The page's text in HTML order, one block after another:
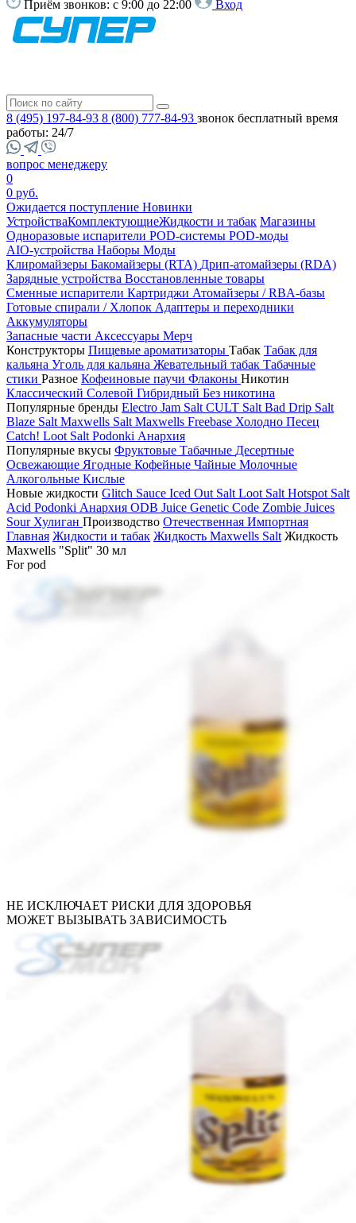
Приём звонков: с 9:00 до 22:00 Вход
8 (495) 197-84-93 8 (800) 777-84-93 звонок бесплатный время
работы: 24/7
вопрос менеджеру
0
0 руб.
Ожидается поступление Новинки
УстройстваКомплектующиеЖидкости и табак Магазины
Одноразовые испарители POD-системы POD-моды
AIO-устройства Наборы Моды
Клиромайзеры Бакомайзеры (RTA) Дрип-атомайзеры (RDA)
Зарядные устройства Восстановленные товары
Сменные испарители Картриджи Атомайзеры / RBA-базы
Готовые спирали / Хлопок Адаптеры и переходники
Аккумуляторы
Запасные части Аксессуары Мерч
Конструкторы Пищевые ароматизаторы Табак Табак для
кальяна Уголь для кальяна Жевательный табак Табачные
стики Разное Кофеиновые паучи Флаконы Никотин
Классический Солевой Гибридный Без никотина
Популярные бренды Electro Jam Salt CULT Salt Bad Drip Salt
Blaze Salt Maxwells Salt Maxwells Freebase Холодно Песец
Catch! Loot Salt Podonki Анархия
Популярные вкусы Фруктовые Табачные Десертные
Освежающие Ягодные Кофейные Чайные Молочные
Алкогольные Кислые
Новые жидкости Glitch Sauce Iced Out Salt Loot Salt Hotspot Salt
Acid Podonki Анархия ODB Juice Genetic Code Zombie Juices
Sour Хулиган Производство Отечественная Импортная
Главная Жидкости и табак Жидкость Maxwells Salt Жидкость
Maxwells "Split" 30 мл
For pod
НЕ ИСКЛЮЧАЕТ РИСКИ ДЛЯ ЗДОРОВЬЯ
МОЖЕТ ВЫЗЫВАТЬ ЗАВИСИМОСТЬ